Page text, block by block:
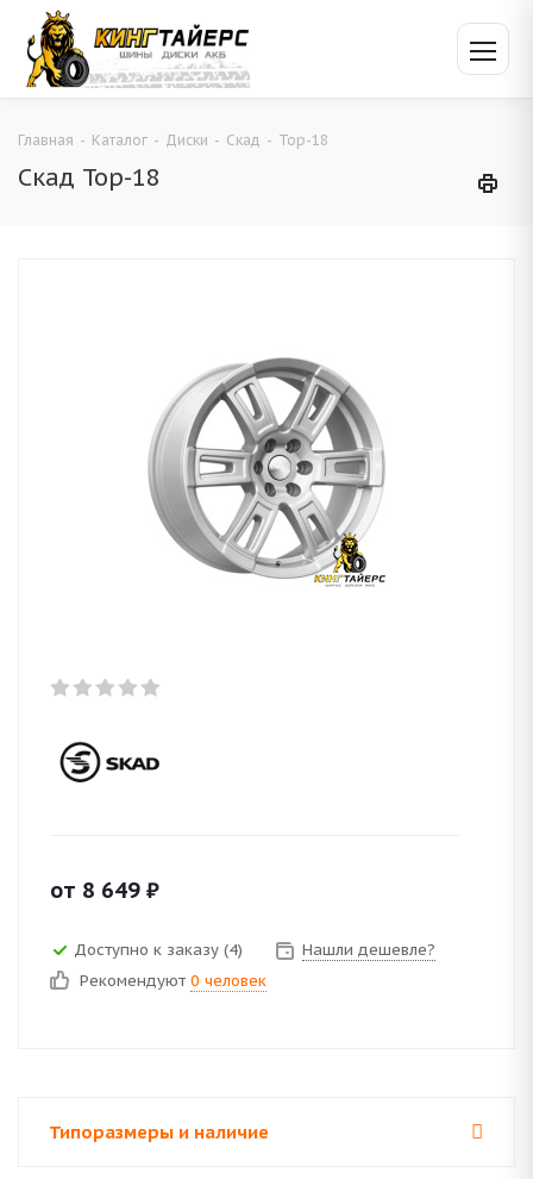
Главная - Каталог - Диски - Скад - Тор-18
Скад Тор-18
от 8 649 ₽
Доступно к заказу (4)
Нашли дешевле?
Рекомендуют 0 человек
Типоразмеры и наличие